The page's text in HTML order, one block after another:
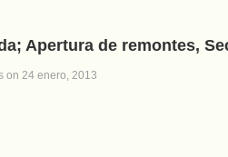
Apertura de remontes,
on 24 enero, 2013